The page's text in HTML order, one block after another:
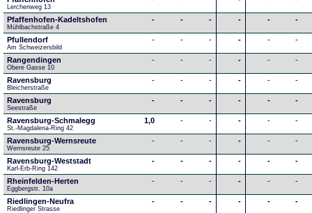
Lerchenweg 13
Pfaffenhofen-Kadeltshofen
Mühlbachstraße 4
- - - - - -
Pfullendorf
Am Schweizersbild
- - - - - -
Rangendingen
Obere Gasse 10
- - - - - -
Ravensburg
Bleicherstraße
- - - - - -
Ravensburg
Seestraße
- - - - - -
Ravensburg-Schmalegg
St.-Magdalena-Ring 42
1,0 - - - - -
Ravensburg-Wernsreute
Wernsreute 25
- - - - - -
Ravensburg-Weststadt
Karl-Erb-Ring 142
- - - - - -
Rheinfelden-Herten
Eggbergstr. 10a
- - - - - -
Riedlingen-Neufra
Riedlinger Strasse
- - - - - -